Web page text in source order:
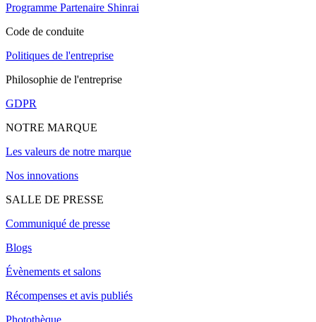
Programme Partenaire Shinrai
Code de conduite
Politiques de l'entreprise
Philosophie de l'entreprise
GDPR
NOTRE MARQUE
Les valeurs de notre marque
Nos innovations
SALLE DE PRESSE
Communiqué de presse
Blogs
Évènements et salons
Récompenses et avis publiés
Photothèque